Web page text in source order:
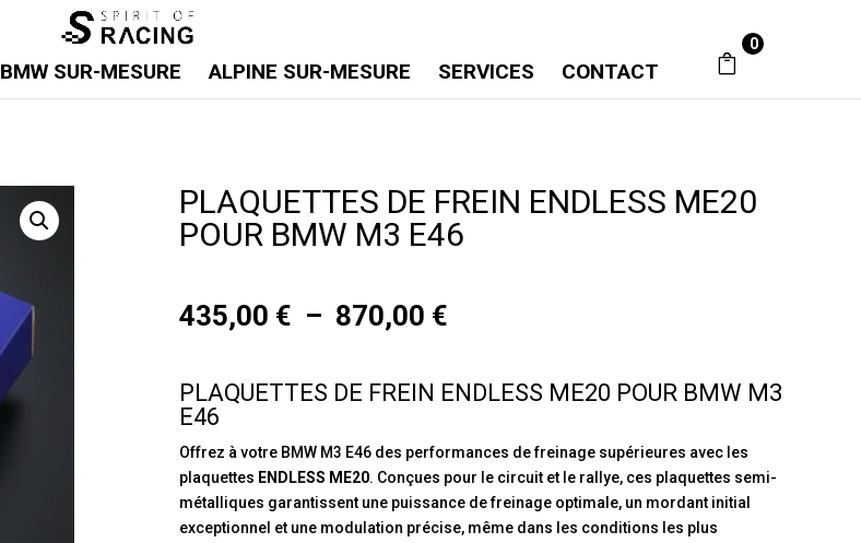
BMW SUR-MESURE ALPINE SUR-MESURE SERVICES CONTACT
0
PLAQUETTES DE FREIN ENDLESS ME20
POUR BMW M3 E46
435,00 € – 870,00 €
435,00 €
870,00 €
PLAQUETTES DE FREIN ENDLESS ME20 POUR BMW M3
E46
Offrez à votre BMW M3 E46 des performances de freinage supérieures avec les
plaquettes ENDLESS ME20. Conçues pour le circuit et le rallye, ces plaquettes semi-
métalliques garantissent une puissance de freinage optimale, un mordant initial
exceptionnel et une modulation précise, même dans les conditions les plus